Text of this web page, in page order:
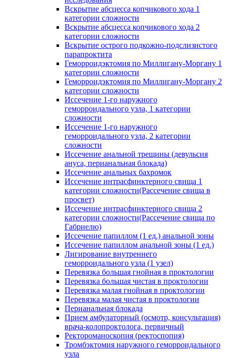
Вскрытие абсцесса копчикового хода 1
категории сложности
Вскрытие абсцесса копчикового хода 2
категории сложности
Вскрытие острого подкожно-подслизистого
парапроктита
Геморроидэктомия по Миллигану-Моргану 1
категории сложности
Геморроидэктомия по Миллигану-Моргану 2
категории сложности
Иссечение 1-го наружного
геморроидального узла, 1 категории
сложности
Иссечение 1-го наружного
геморроидального узла, 2 категории
сложности
Иссечение анальной трещины (девульсия
ануса, перианальная блокада)
Иссечение анальных бахромок
Иссечение интрасфинктерного свища 1
категории сложности(Рассечение свища в
просвет)
Иссечение интрасфинктерного свища 2
категории сложности(Рассечение свища по
Габриелю)
Иссечение папиллом (1 ед.) анальной зоны
Иссечение папиллом анальной зоны (1 ед.)
Лигирование внутреннего
геморроидального узла (1 узел)
Перевязка большая гнойная в проктологии
Перевязка большая чистая в проктологии
Перевязка малая гнойная в проктологии
Перевязка малая чистая в проктологии
Перианальная блокада
Прием амбулаторный (осмотр, консультация)
врача-колопроктолога, первичный
Ректороманоскопия (ректоспопия)
Тромбэктомия наружного геморроидального
узла